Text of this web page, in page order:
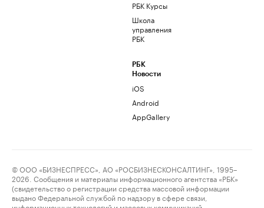
РБК Курсы
Школа
управления
РБК
РБК
Новости
iOS
Android
AppGallery
© ООО «БИЗНЕСПРЕСС», АО «РОСБИЗНЕСКОНСАЛТИНГ», 1995–
2026. Сообщения и материалы информационного агентства «РБК»
(свидетельство о регистрации средства массовой информации
выдано Федеральной службой по надзору в сфере связи,